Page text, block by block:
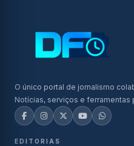
O único portal de jornalismo
Notícias, serviços e ferramentas
EDITORIAS